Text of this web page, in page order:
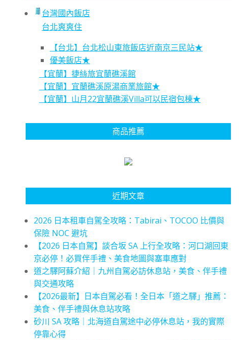
台灣國內飯店
台北爽爽住
【台北】台北松山東旅飯店近南京三民站★
優美飯店★
【宜蘭】捷絲旅宜蘭礁溪館
【宜蘭】宜蘭礁溪原湯商業旅館★
【宜蘭】山月22宜蘭礁溪Villa可以民宿包棟★
商品推薦
近期文章
2026 日本租車自駕全攻略：Tabirai、TOCOO 比價與
保險 NOC 避坑
【2026 日本自駕】談合坂 SA 上行全攻略：河口湖回東
京必停！必買伴手禮、美食地圖與塞車應對
道之驛阿蘇介紹｜九州自駕必訪休息站，美食、伴手禮
與交通攻略
【2026最新】日本自駕必看！全日本「道之驛」推薦：
美食、伴手禮與休息站攻略
砂川 SA 攻略｜北海道自駕途中必停休息站，我的實際
停靠心得